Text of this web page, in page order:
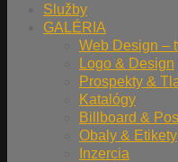
Služby
GALÉRIA
Web Design –
Logo & Design
Prospekty &
Katalógy
Billboard &
Obaly & Etikety
Inzercia